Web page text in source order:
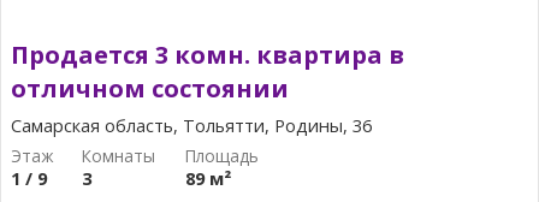
Продается 3 комн. квартира в
отличном состоянии
Самарская область, Тольятти, Родины, 36
1 / 9 3
89 м²